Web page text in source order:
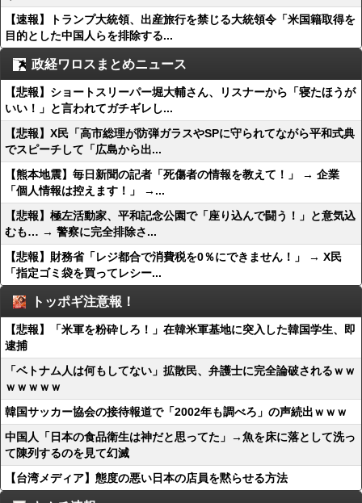
【速報】トランプ大統領、出産旅行を禁じる大統領令「米国籍取得を
目的とした中国人らを排除する...
政経ワロスまとめニュース
【悲報】ショートスリーパー堀大輔さん、リスナーから「寝たほうが
いい！」と言われてガチギレし...
【悲報】X民「高市総理が防弾ガラスやSPに守られてながら平和式典
でスピーチして「広島から出...
【熊本地震】毎日新聞の記者「死傷者の情報を教えて！」 → 企業
「個人情報は控えます！」 →...
【悲報】極左活動家、平和記念公園で「座り込んで闘う！」と意気込
むも… → 警察に完全排除さ...
【悲報】財務省「レジ都合で消費税を0％にできません！」 → X民
「指定ゴミ袋を買ってレシー...
トッポギ注意報！
【悲報】「米軍を粉砕しろ！」在韓米軍基地に突入した韓国学生、即
逮捕
「ベトナム人は何もしてない」拡散民、弁護士に完全論破されるｗｗ
ｗｗｗｗｗ
韓国サッカー協会の接待報道で「2002年も調べろ」の声続出ｗｗｗ
中国人「日本の食品衛生は神だと思ってた」→魚を床に落として洗っ
て陳列するのを見て幻滅
【台湾メディア】態度の悪い日本の店員を黙らせる方法